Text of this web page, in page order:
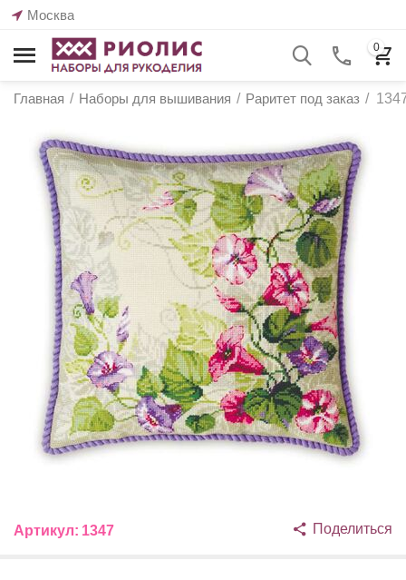
Москва
0
Главная / Наборы для вышивания / Раритет под заказ /
Артикул: 1347 Поделиться